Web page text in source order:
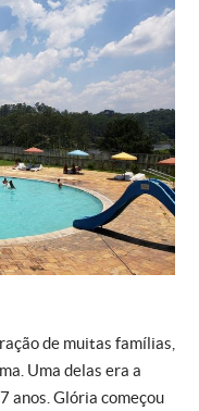
de muitas famílias,
Uma delas era a
anos. Glória começou